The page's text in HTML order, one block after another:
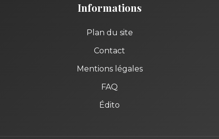
Informations
Plan du site
Contact
Mentions légales
FAQ
Édito